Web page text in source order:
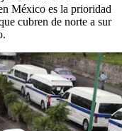
México es la prioridad
cubren de norte a sur